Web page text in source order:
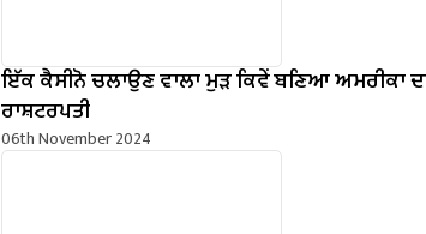
ਇੱਕ ਕੈਸੀਨੋ ਚਲਾਉਣ ਵਾਲਾ ਮੁੜ ਕਿਵੇਂ ਬਣਿਆ ਅਮਰੀਕਾ
ਰਾਸ਼ਟਰਪਤੀ
06th November 2024